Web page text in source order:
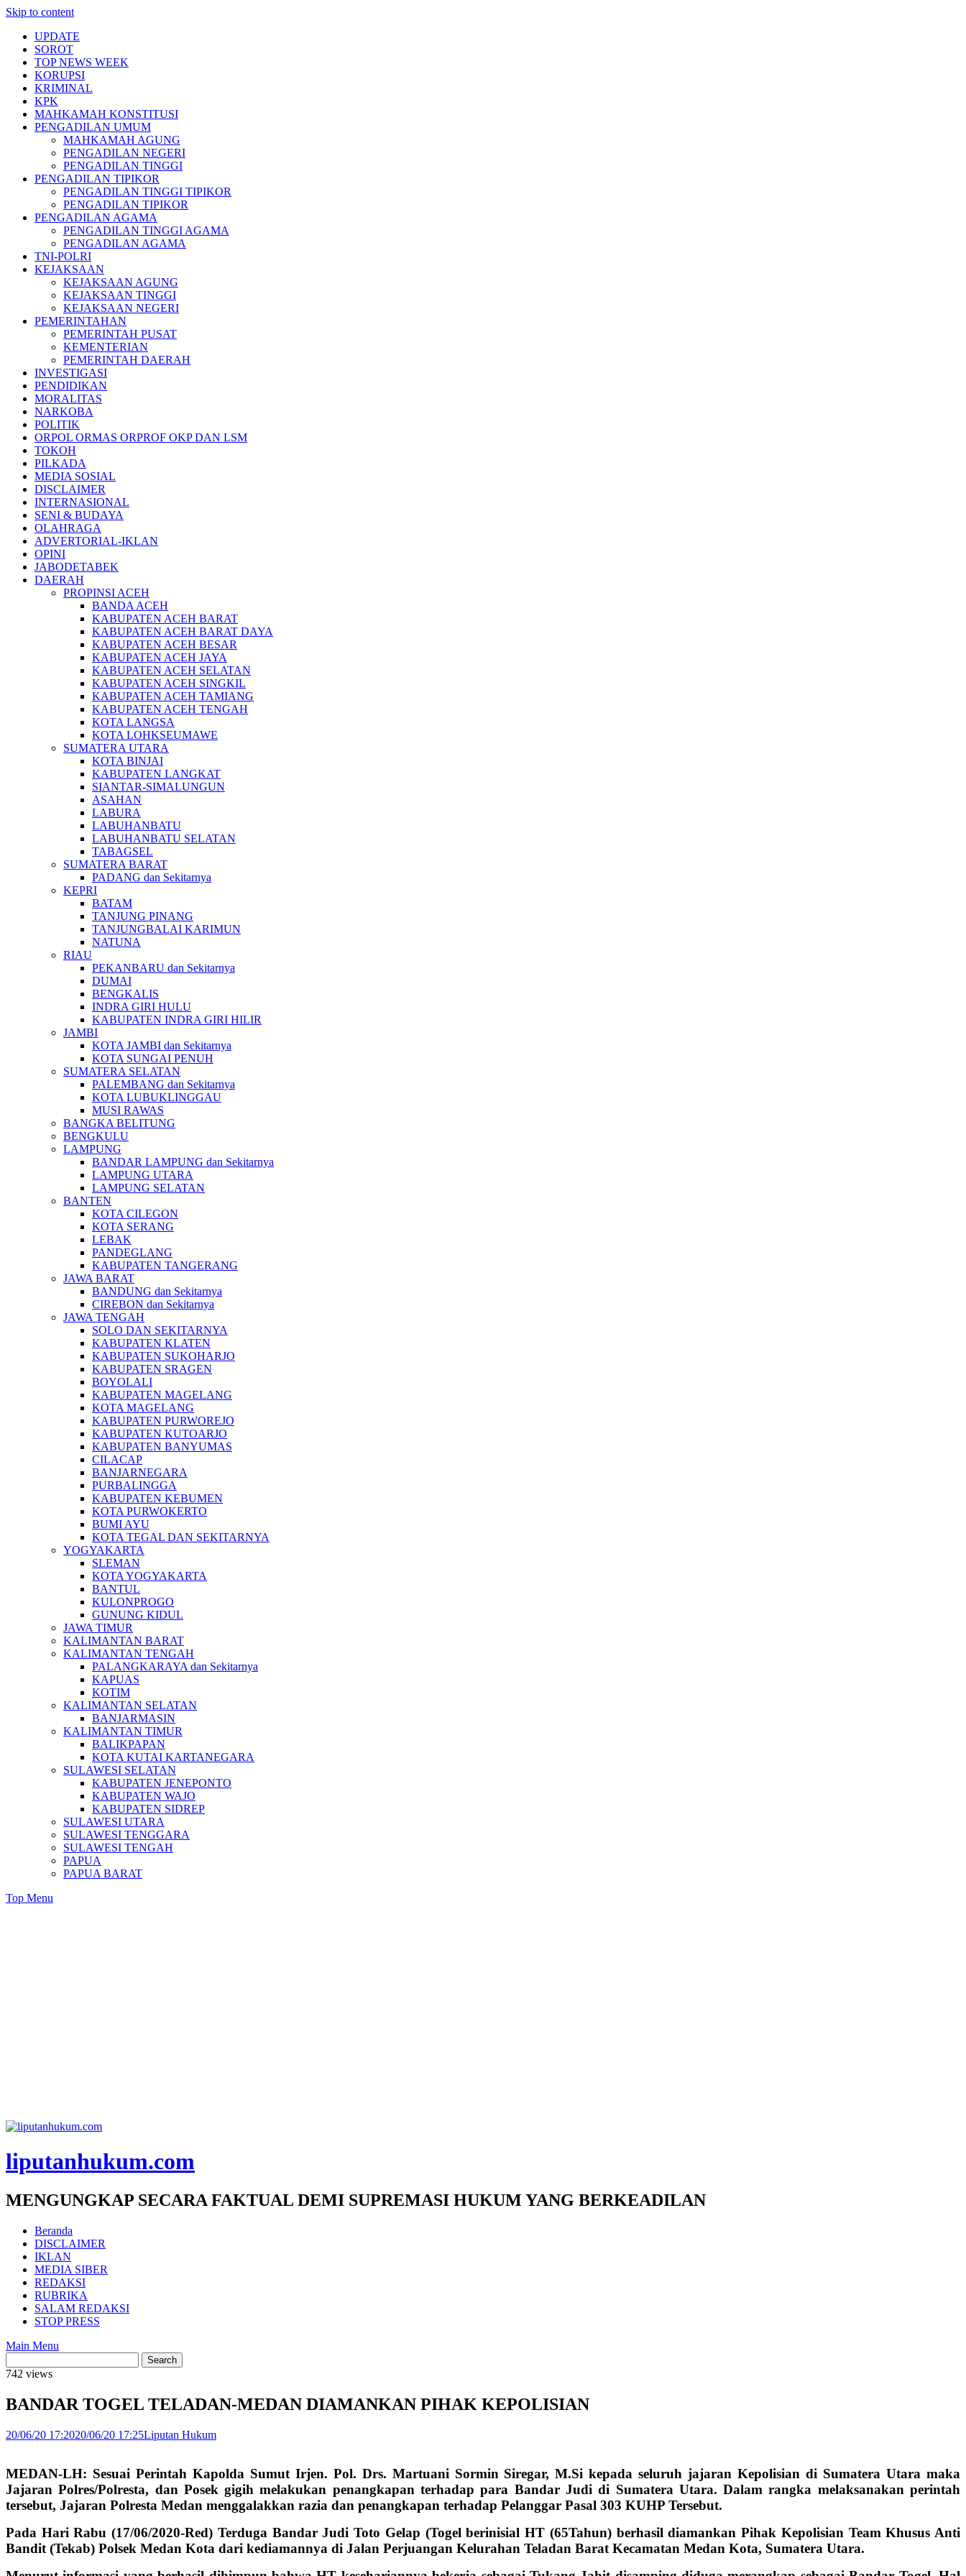
Skip to content
UPDATE
SOROT
TOP NEWS WEEK
KORUPSI
KRIMINAL
KPK
MAHKAMAH KONSTITUSI
PENGADILAN UMUM
MAHKAMAH AGUNG
PENGADILAN NEGERI
PENGADILAN TINGGI
PENGADILAN TIPIKOR
PENGADILAN TINGGI TIPIKOR
PENGADILAN TIPIKOR
PENGADILAN AGAMA
PENGADILAN TINGGI AGAMA
PENGADILAN AGAMA
TNI-POLRI
KEJAKSAAN
KEJAKSAAN AGUNG
KEJAKSAAN TINGGI
KEJAKSAAN NEGERI
PEMERINTAHAN
PEMERINTAH PUSAT
KEMENTERIAN
PEMERINTAH DAERAH
INVESTIGASI
PENDIDIKAN
MORALITAS
NARKOBA
POLITIK
ORPOL ORMAS ORPROF OKP DAN LSM
TOKOH
PILKADA
MEDIA SOSIAL
DISCLAIMER
INTERNASIONAL
SENI & BUDAYA
OLAHRAGA
ADVERTORIAL-IKLAN
OPINI
JABODETABEK
DAERAH
PROPINSI ACEH
BANDA ACEH
KABUPATEN ACEH BARAT
KABUPATEN ACEH BARAT DAYA
KABUPATEN ACEH BESAR
KABUPATEN ACEH JAYA
KABUPATEN ACEH SELATAN
KABUPATEN ACEH SINGKIL
KABUPATEN ACEH TAMIANG
KABUPATEN ACEH TENGAH
KOTA LANGSA
KOTA LOHKSEUMAWE
SUMATERA UTARA
KOTA BINJAI
KABUPATEN LANGKAT
SIANTAR-SIMALUNGUN
ASAHAN
LABURA
LABUHANBATU
LABUHANBATU SELATAN
TABAGSEL
SUMATERA BARAT
PADANG dan Sekitarnya
KEPRI
BATAM
TANJUNG PINANG
TANJUNGBALAI KARIMUN
NATUNA
RIAU
PEKANBARU dan Sekitarnya
DUMAI
BENGKALIS
INDRA GIRI HULU
KABUPATEN INDRA GIRI HILIR
JAMBI
KOTA JAMBI dan Sekitarnya
KOTA SUNGAI PENUH
SUMATERA SELATAN
PALEMBANG dan Sekitarnya
KOTA LUBUKLINGGAU
MUSI RAWAS
BANGKA BELITUNG
BENGKULU
LAMPUNG
BANDAR LAMPUNG dan Sekitarnya
LAMPUNG UTARA
LAMPUNG SELATAN
BANTEN
KOTA CILEGON
KOTA SERANG
LEBAK
PANDEGLANG
KABUPATEN TANGERANG
JAWA BARAT
BANDUNG dan Sekitarnya
CIREBON dan Sekitarnya
JAWA TENGAH
SOLO DAN SEKITARNYA
KABUPATEN KLATEN
KABUPATEN SUKOHARJO
KABUPATEN SRAGEN
BOYOLALI
KABUPATEN MAGELANG
KOTA MAGELANG
KABUPATEN PURWOREJO
KABUPATEN KUTOARJO
KABUPATEN BANYUMAS
CILACAP
BANJARNEGARA
PURBALINGGA
KABUPATEN KEBUMEN
KOTA PURWOKERTO
BUMI AYU
KOTA TEGAL DAN SEKITARNYA
YOGYAKARTA
SLEMAN
KOTA YOGYAKARTA
BANTUL
KULONPROGO
GUNUNG KIDUL
JAWA TIMUR
KALIMANTAN BARAT
KALIMANTAN TENGAH
PALANGKARAYA dan Sekitarnya
KAPUAS
KOTIM
KALIMANTAN SELATAN
BANJARMASIN
KALIMANTAN TIMUR
BALIKPAPAN
KOTA KUTAI KARTANEGARA
SULAWESI SELATAN
KABUPATEN JENEPONTO
KABUPATEN WAJO
KABUPATEN SIDREP
SULAWESI UTARA
SULAWESI TENGGARA
SULAWESI TENGAH
PAPUA
PAPUA BARAT
Top Menu
liputanhukum.com
MENGUNGKAP SECARA FAKTUAL DEMI SUPREMASI HUKUM YANG BERKEADILAN
Beranda
DISCLAIMER
IKLAN
MEDIA SIBER
REDAKSI
RUBRIKA
SALAM REDAKSI
STOP PRESS
Main Menu
742 views
BANDAR TOGEL TELADAN-MEDAN DIAMANKAN PIHAK KEPOLISIAN
20/06/20 17:2020/06/20 17:25Liputan Hukum
MEDAN-LH: Sesuai Perintah Kapolda Sumut Irjen. Pol. Drs. Martuani Sormin Siregar, M.Si kepada seluruh jajaran Kepolisian di Sumatera Utara maka
Jajaran Polres/Polresta, dan Posek gigih melakukan penangkapan terhadap para Bandar Judi di Sumatera Utara. Dalam rangka melaksanakan perintah
tersebut, Jajaran Polresta Medan menggalakkan razia dan penangkapan terhadap Pelanggar Pasal 303 KUHP Tersebut.
Pada Hari Rabu (17/06/2020-Red) Terduga Bandar Judi Toto Gelap (Togel berinisial HT (65Tahun) berhasil diamankan Pihak Kepolisian Team Khusus Anti
Bandit (Tekab) Polsek Medan Kota dari kediamannya di Jalan Perjuangan Kelurahan Teladan Barat Kecamatan Medan Kota, Sumatera Utara.